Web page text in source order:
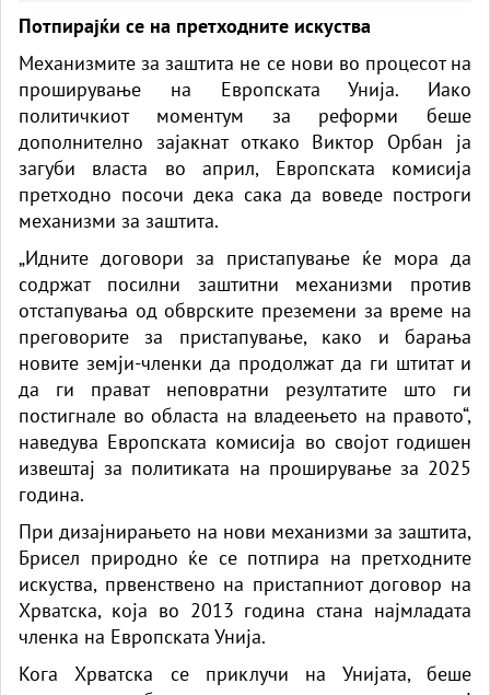
Потпирајќи се на претходните искуства
Механизмите за заштита не се нови во процесот на
проширување на Европската Унија. Иако
политичкиот моментум за реформи беше
дополнително зајакнат откако Виктор Орбан ја
загуби власта во април, Европската комисија
претходно посочи дека сака да воведе построги
механизми за заштита.
„Идните договори за пристапување ќе мора да
содржат посилни заштитни механизми против
отстапувања од обврските преземени за време на
преговорите за пристапување, како и барања
новите земји-членки да продолжат да ги штитат и
да ги прават неповратни резултатите што ги
постигнале во областа на владеењето на правото“,
наведува Европската комисија во својот годишен
извештај за политиката на проширување за 2025
година.
При дизајнирањето на нови механизми за заштита,
Брисел природно ќе се потпира на претходните
искуства, првенствено на пристапниот договор на
Хрватска, која во 2013 година стана најмладата
членка на Европската Унија.
Кога Хрватска се приклучи на Унијата, беше